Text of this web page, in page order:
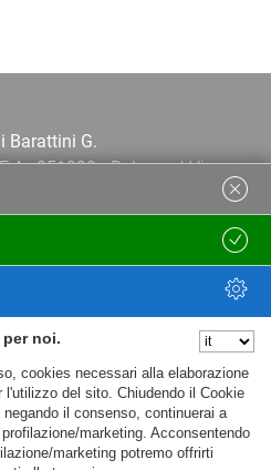
Barattini G.
351290 - Bologna | Via
| Telefono: 051
bfi@bfi.bo.it
policy
policy
noi.
cookies necessari alla elaborazione
del sito. Chiudendo il Cookie
il consenso, continuerai a
marketing. Acconsentendo
marketing potremo offrirti